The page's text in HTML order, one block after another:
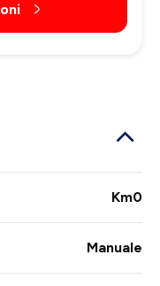
Km0
Manuale